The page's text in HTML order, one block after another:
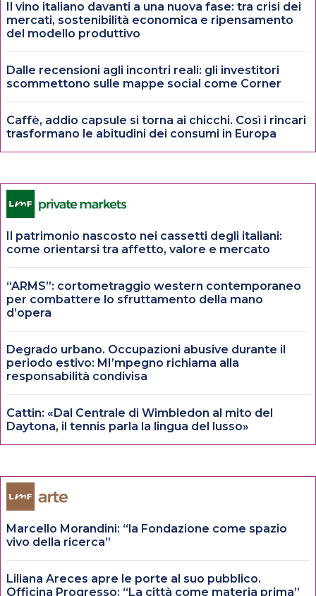
Il vino italiano davanti a una nuova fase: tra crisi dei
mercati, sostenibilità economica e ripensamento
del modello produttivo
Dalle recensioni agli incontri reali: gli investitori
scommettono sulle mappe social come Corner
Caffè, addio capsule si torna ai chicchi. Così i rincari
trasformano le abitudini dei consumi in Europa
Il patrimonio nascosto nei cassetti degli italiani:
come orientarsi tra affetto, valore e mercato
“ARMS”: cortometraggio western contemporaneo
per combattere lo sfruttamento della mano
d’opera
Degrado urbano. Occupazioni abusive durante il
periodo estivo: MI’mpegno richiama alla
responsabilità condivisa
Cattin: «Dal Centrale di Wimbledon al mito del
Daytona, il tennis parla la lingua del lusso»
Marcello Morandini: “la Fondazione come spazio
vivo della ricerca”
Liliana Areces apre le porte al suo pubblico.
Officina Progresso: “La città come materia prima”